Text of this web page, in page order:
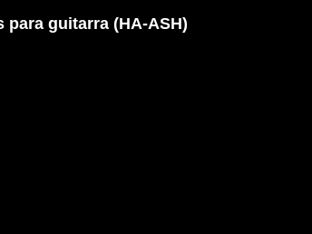
para guitarra (HA-ASH)